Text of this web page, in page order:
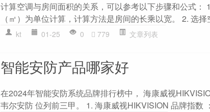
计算空调与房间面积的关系，可以参考以下步骤和公式：
（㎡）为单位计算，计算方法是房间的长乘以宽。 2. 选择
kt 01-25 0 779 文章列表
智能安防产品哪家好
在2024年智能安防系统品牌排行榜中， 海康威视
韦尔安防 位列前三甲。 1. 海康威视HIKVISION 品牌指数